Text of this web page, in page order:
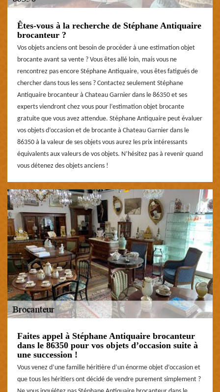
Êtes-vous à la recherche de Stéphane Antiquaire
brocanteur ?
Vos objets anciens ont besoin de procéder à une estimation objet
brocante avant sa vente ? Vous êtes allé loin, mais vous ne
rencontrez pas encore Stéphane Antiquaire, vous êtes fatigués de
chercher dans tous les sens ? Contactez seulement Stéphane
Antiquaire brocanteur à Chateau Garnier dans le 86350 et ses
experts viendront chez vous pour l’estimation objet brocante
gratuite que vous avez attendue. Stéphane Antiquaire peut évaluer
vos objets d’occasion et de brocante à Chateau Garnier dans le
86350 à la valeur de ses objets vous aurez les prix intéressants
équivalents aux valeurs de vos objets. N’hésitez pas à revenir quand
vous détenez des objets anciens !
Faites appel à Stéphane Antiquaire brocanteur
dans le 86350 pour vos objets d’occasion suite à
une succession !
Vous venez d’une famille héritière d’un énorme objet d’occasion et
que tous les héritiers ont décidé de vendre purement simplement ?